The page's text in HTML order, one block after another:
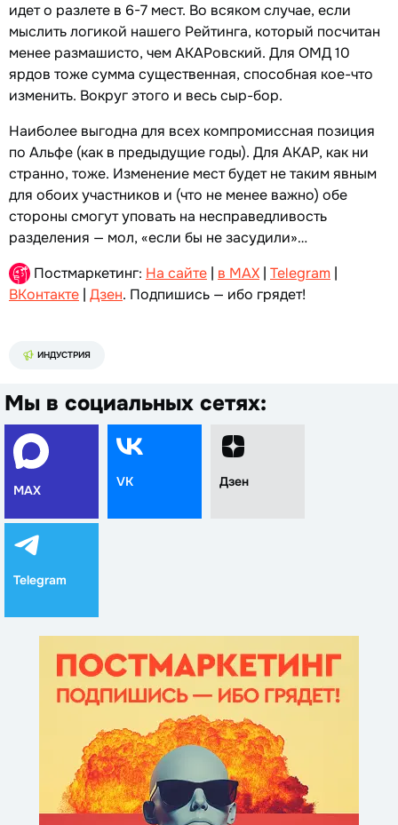
идет о разлете в 6-7 мест. Во всяком случае, если
мыслить логикой нашего Рейтинга, который посчитан
менее размашисто, чем АКАРовский. Для ОМД 10
ярдов тоже сумма существенная, способная кое-что
изменить. Вокруг этого и весь сыр-бор.
Наиболее выгодна для всех компромиссная позиция
по Альфе (как в предыдущие годы). Для АКАР, как ни
странно, тоже. Изменение мест будет не таким явным
для обоих участников и (что не менее важно) обе
стороны смогут уповать на несправедливость
разделения — мол, «если бы не засудили»…
Постмаркетинг: На сайте | в MAX | Telegram |
ВКонтакте | Дзен. Подпишись — ибо грядет!
ИНДУСТРИЯ
Мы в социальных сетях:
MAX
VK Дзен
Telegram